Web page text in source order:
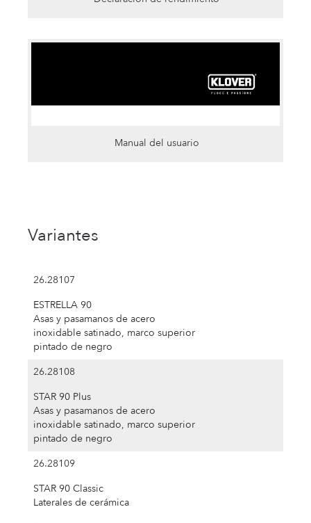
Manual del usuario
Variantes
26.28107
ESTRELLA 90
Asas y pasamanos de acero
inoxidable satinado, marco superior
pintado de negro
26.28108
STAR 90 Plus
Asas y pasamanos de acero
inoxidable satinado, marco superior
pintado de negro
26.28109
STAR 90 Classic
Laterales de cerámica